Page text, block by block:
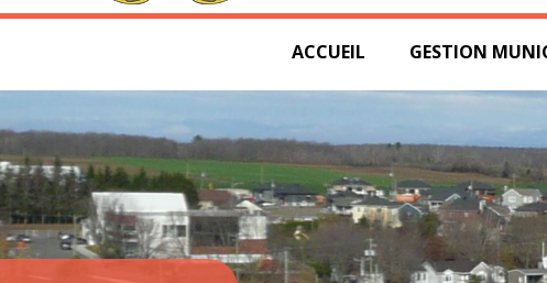
ACCUEIL GESTION